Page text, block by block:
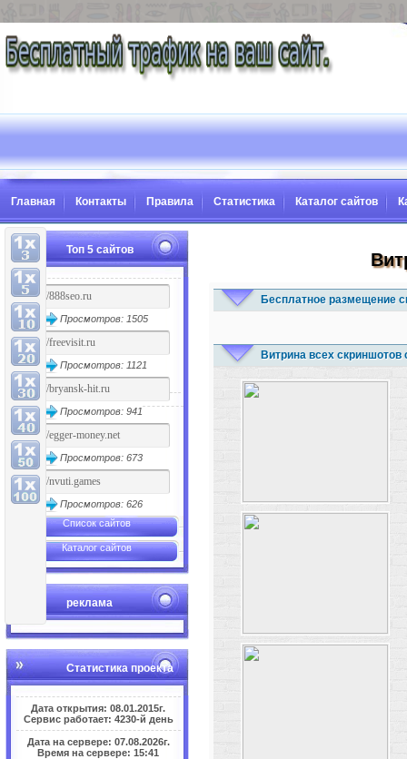
Главная Контакты Правила Статистика Каталог сайтов
Топ 5 сайтов
Просмотров: 1505
Просмотров: 1121
Просмотров: 941
Просмотров: 673
Просмотров: 626
Список сайтов
Каталог сайтов
реклама
Статистика проекта
Дата открытия: 08.01.2015г.
Сервис работает: 4230-й день
Дата на сервере: 07.08.2026г.
Время на сервере: 15:41
Бесплатное размещение
Витрина всех скриншотов